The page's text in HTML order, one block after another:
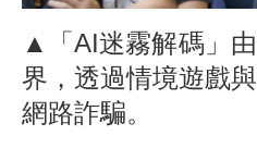
▲「AI迷霧解碼」
界，透過情境遊戲
網路詐騙。